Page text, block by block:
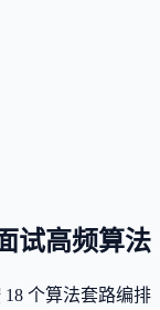
试高频算法
18 个算法套路编排